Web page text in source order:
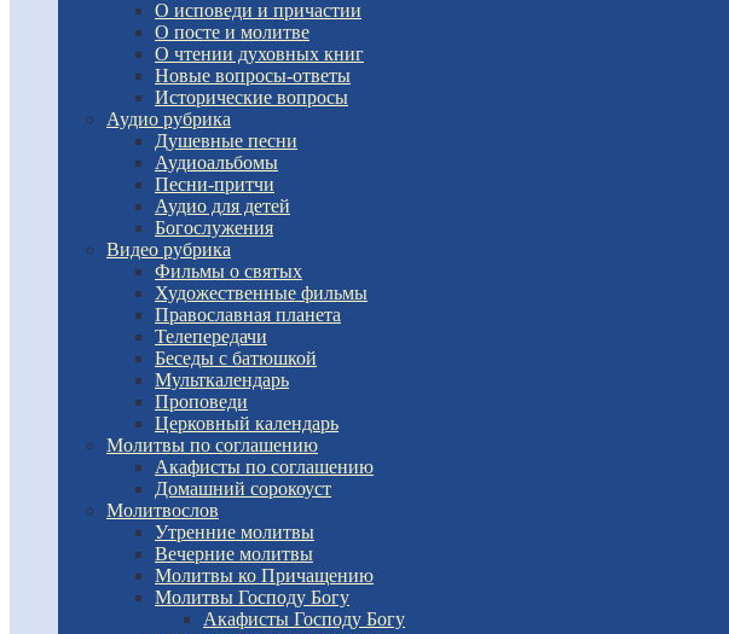
О исповеди и причастии
О посте и молитве
О чтении духовных книг
Новые вопросы-ответы
Исторические вопросы
Аудио рубрика
Душевные песни
Аудиоальбомы
Песни-притчи
Аудио для детей
Богослужения
Видео рубрика
Фильмы о святых
Художественные фильмы
Православная планета
Телепередачи
Беседы с батюшкой
Мульткалендарь
Проповеди
Церковный календарь
Молитвы по соглашению
Акафисты по соглашению
Домашний сорокоуст
Молитвослов
Утренние молитвы
Вечерние молитвы
Молитвы ко Причащению
Молитвы Господу Богу
Акафисты Господу Богу